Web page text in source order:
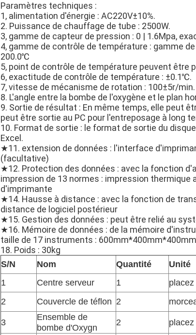
Paramètres techniques :
1, alimentation d'énergie : AC220V±10%.
2. Puissance de chauffage de tube : 2500W.
3, gamme de capteur de pression : 0 | 1.6Mpa,
4, gamme de contrôle de température : gamme
200.0℃
5, point de contrôle de température peuvent être
6, exactitude de contrôle de température : ±0.1℃.
7, vitesse de mécanisme de rotation : 100±5r/min.
8. L'angle entre la bombe de l'oxygène et le plan
9. Sortie de résultat : En même temps, elle peut
peut être sortie au PC pour l'entreposage à long
10. Format de sortie : le format de sortie du
Excel.
★11. extension de données : l'interface
(facultative)
★12. Protection des données : avec la fonction
impression de 13 normes : impression
d'imprimante
★14. Hausse à distance : avec la fonction de
distance de logiciel postérieur
★15. Gestion des données : peut être relié au
★16. Mémoire de données : de la mémoire
taille de 17 instruments :
18. Poids : 30kg
S/N Nom Quantité Unité
1
Centre serveur 1
placez
2
Couvercle de téflon 2
3
Ensemble de
bombe d'Oxygn
2
placez